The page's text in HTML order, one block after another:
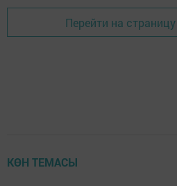
Перейти на
КӨН ТЕМАСЫ